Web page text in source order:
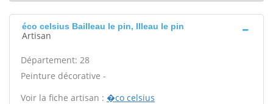
éco celsius Bailleau le pin, Illeau le pin
Artisan
Département: 28
Peinture décorative -
Voir la fiche artisan : �co celsius